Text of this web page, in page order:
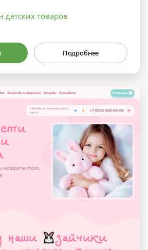
детских товаров
Подробнее